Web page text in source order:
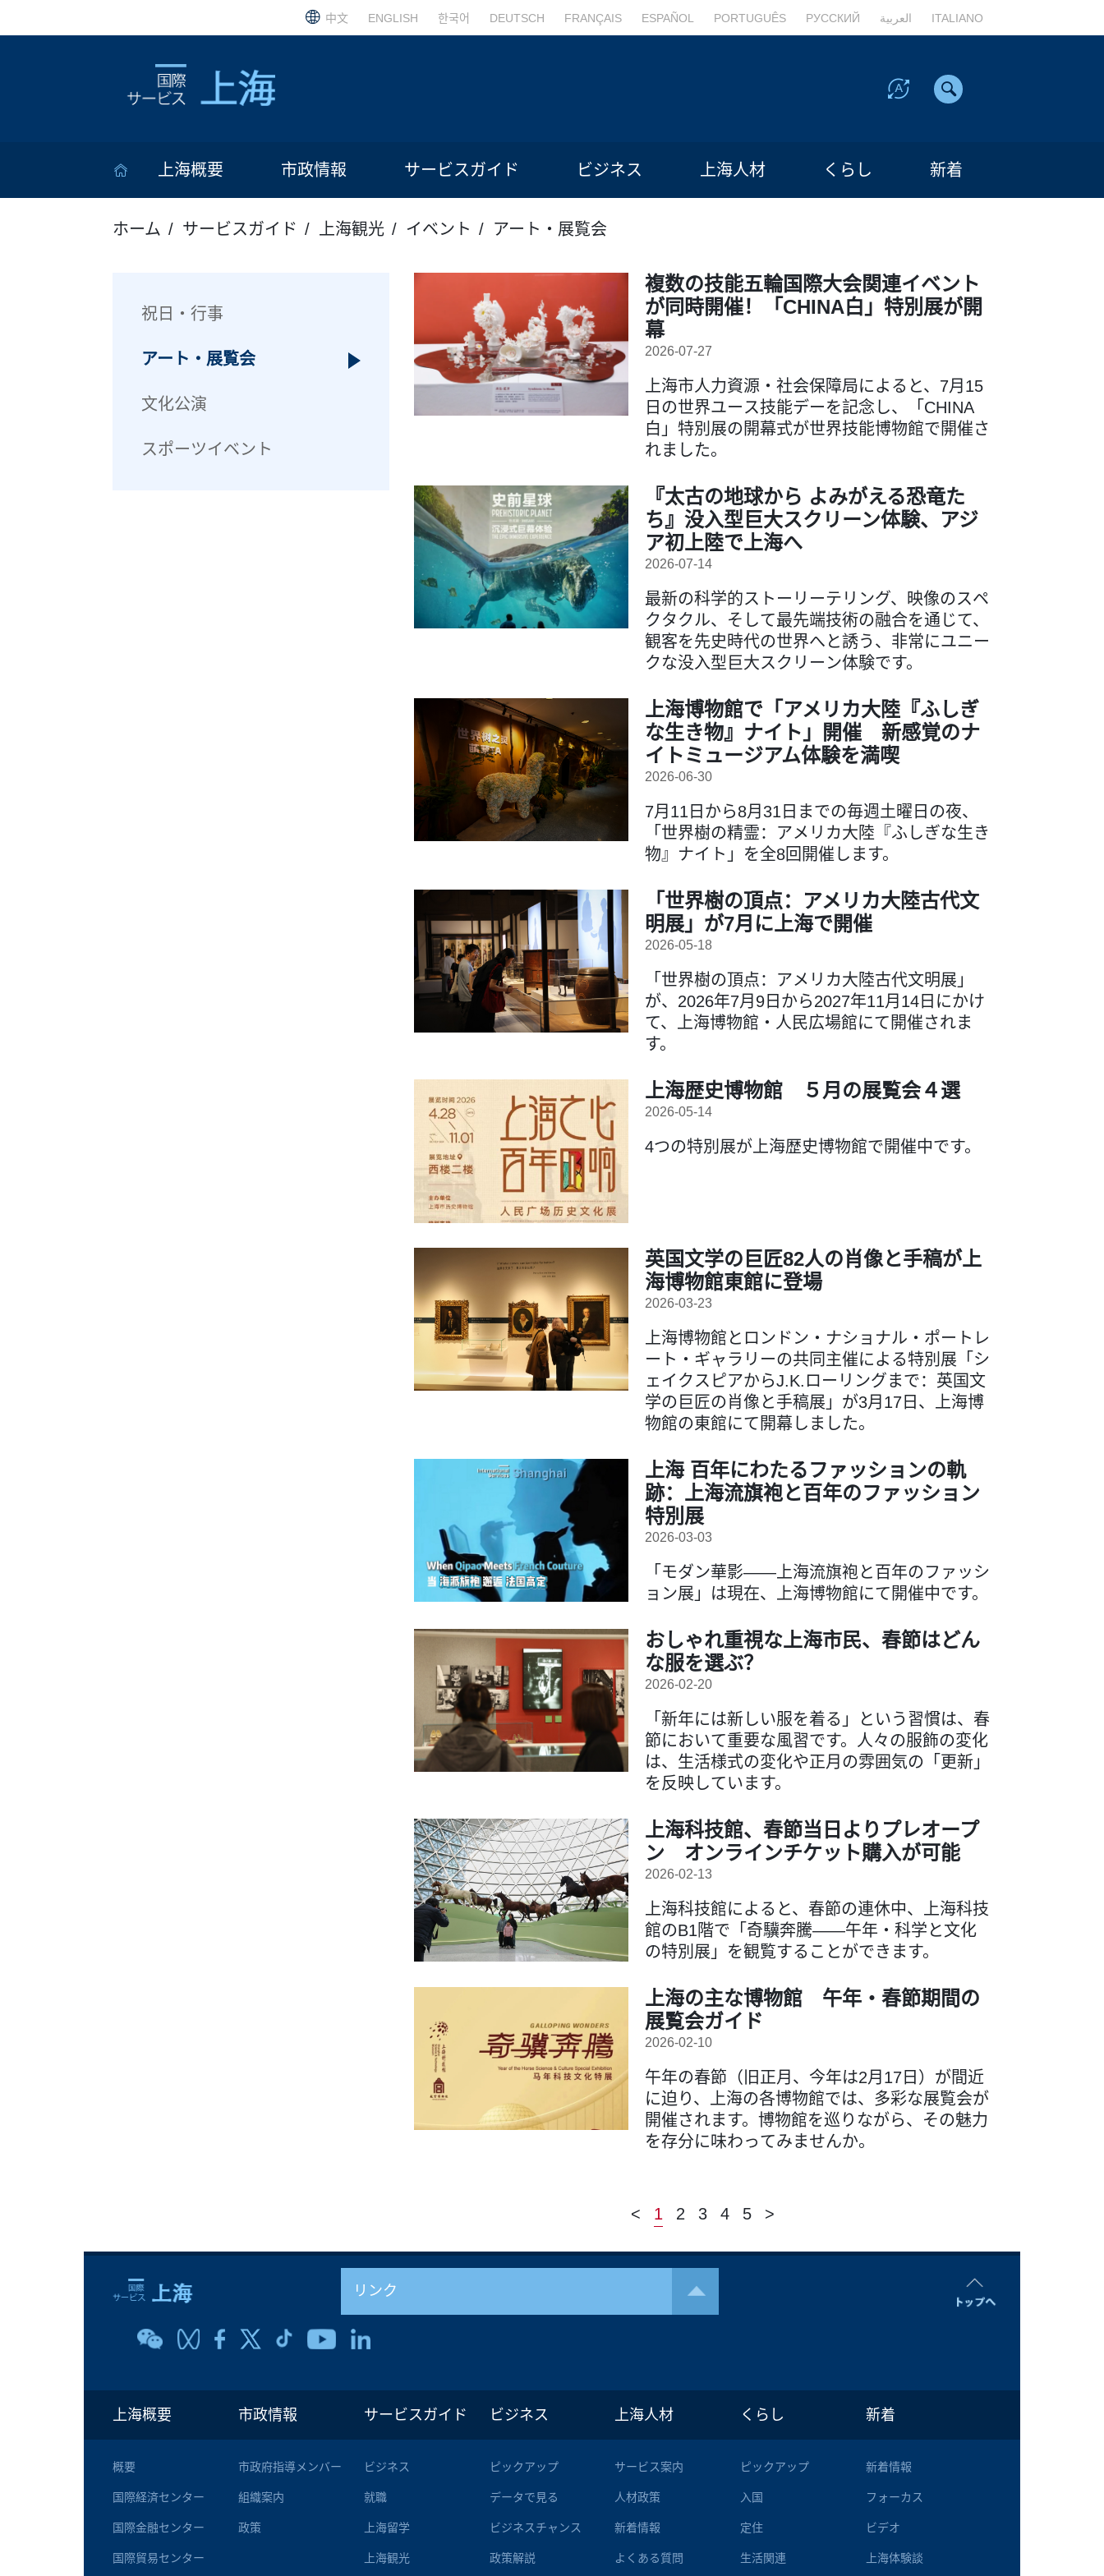
中文 ENGLISH 한국어 DEUTSCH FRANÇAIS ESPAÑOL PORTUGUÊS РУССКИЙ العربية ITALIANO
上海概要 市政情報 サービスガイド ビジネス 上海人材 くらし 新着
ホーム サービスガイド 上海観光 イベント アート・展覧会
祝日・行事
アート・展覧会
文化公演
スポーツイベント
複数の技能五輪国際大会関連イベント
が同時開催！「CHINA白」特別展が開
幕
2026-07-27
上海市人力資源・社会保障局によると、7月15
日の世界ユース技能デーを記念し、「CHINA
白」特別展の開幕式が世界技能博物館で開催さ
れました。
『太古の地球から よみがえる恐竜た
ち』没入型巨大スクリーン体験、アジ
ア初上陸で上海へ
2026-07-14
最新の科学的ストーリーテリング、映像のスペ
クタクル、そして最先端技術の融合を通じて、
観客を先史時代の世界へと誘う、非常にユニー
クな没入型巨大スクリーン体験です。
上海博物館で「アメリカ大陸『ふしぎ
な生き物』ナイト」開催 新感覚のナ
イトミュージアム体験を満喫
2026-06-30
7月11日から8月31日までの毎週土曜日の夜、
「世界樹の精霊：アメリカ大陸『ふしぎな生き
物』ナイト」を全8回開催します。
「世界樹の頂点：アメリカ大陸古代文
明展」が7月に上海で開催
2026-05-18
「世界樹の頂点：アメリカ大陸古代文明展」
が、2026年7月9日から2027年11月14日にかけ
て、上海博物館・人民広場館にて開催されま
す。
上海歴史博物館 ５月の展覧会４選
2026-05-14
4つの特別展が上海歴史博物館で開催中です。
英国文学の巨匠82人の肖像と手稿が上
海博物館東館に登場
2026-03-23
上海博物館とロンドン・ナショナル・ポートレ
ート・ギャラリーの共同主催による特別展「シ
ェイクスピアからJ.K.ローリングまで：英国文
学の巨匠の肖像と手稿展」が3月17日、上海博
物館の東館にて開幕しました。
上海 百年にわたるファッションの軌
跡：上海流旗袍と百年のファッション
特別展
2026-03-03
「モダン華影――上海流旗袍と百年のファッシ
ョン展」は現在、上海博物館にて開催中です。
おしゃれ重視な上海市民、春節はどん
な服を選ぶ？
2026-02-20
「新年には新しい服を着る」という習慣は、春
節において重要な風習です。人々の服飾の変化
は、生活様式の変化や正月の雰囲気の「更新」
を反映しています。
上海科技館、春節当日よりプレオープ
ン オンラインチケット購入が可能
2026-02-13
上海科技館によると、春節の連休中、上海科技
館のB1階で「奇驥奔騰——午年・科学と文化
の特別展」を観覧することができます。
上海の主な博物館 午年・春節期間の
展覧会ガイド
2026-02-10
午年の春節（旧正月、今年は2月17日）が間近
に迫り、上海の各博物館では、多彩な展覧会が
開催されます。博物館を巡りながら、その魅力
を存分に味わってみませんか。
< 1 2 3 4 5 >
リンク
上海概要
概要
国際経済センター
国際金融センター
国際貿易センター
市政情報
市政府指導メンバー
組織案内
政策
サービスガイド
ビジネス
就職
上海留学
上海観光
ビジネス
ピックアップ
データで見る
ビジネスチャンス
政策解説
上海人材
サービス案内
人材政策
新着情報
よくある質問
くらし
ピックアップ
入国
定住
生活関連
新着
新着情報
フォーカス
ビデオ
上海体験談